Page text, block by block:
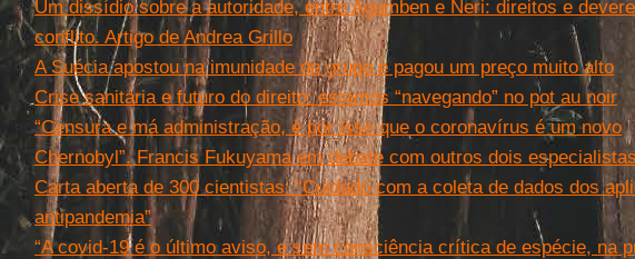
Um dissídio sobre a autoridade, entre Agamben e Neri: direitos e
conflito. Artigo de Andrea Grillo
A Suécia apostou na imunidade de grupo e pagou um preço muito alto
Crise sanitária e futuro do direito: estamos “navegando” no pot au noir
“Censura e má administração, é por isso que o coronavírus é um novo
Chernobyl”. Francis Fukuyama em debate com outros dois
Carta aberta de 300 cientistas: “Cuidado com a coleta de dados dos
antipandemia”
“A covid-19 é o último aviso, e sem consciência crítica de espécie, na